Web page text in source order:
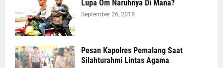
Lupa Om Naruhnya Di Mana?
September 26, 2018
Pesan Kapolres Pemalang Saat
Silahturahmi Lintas Agama